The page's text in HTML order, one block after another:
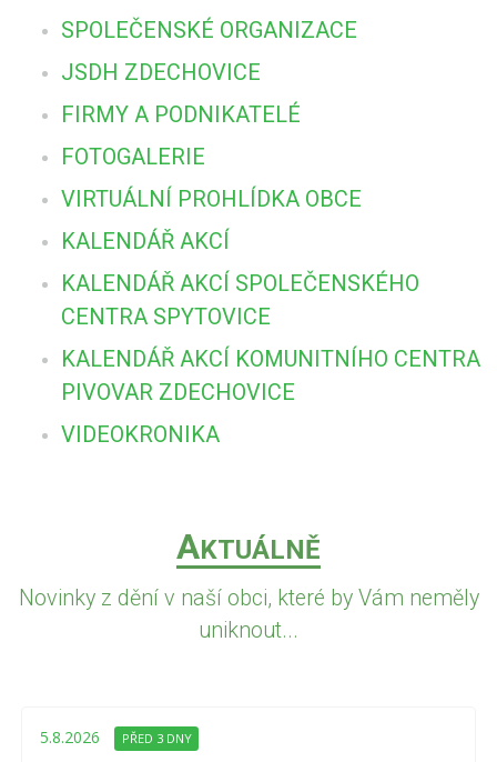
SPOLEČENSKÉ ORGANIZACE
JSDH ZDECHOVICE
FIRMY A PODNIKATELÉ
FOTOGALERIE
VIRTUÁLNÍ PROHLÍDKA OBCE
KALENDÁŘ AKCÍ
KALENDÁŘ AKCÍ SPOLEČENSKÉHO
CENTRA SPYTOVICE
KALENDÁŘ AKCÍ KOMUNITNÍHO CENTRA
PIVOVAR ZDECHOVICE
VIDEOKRONIKA
AKTUÁLNĚ
Novinky z dění v naší obci, které by Vám neměly
uniknout...
5.8.2026 PŘED 3 DNY